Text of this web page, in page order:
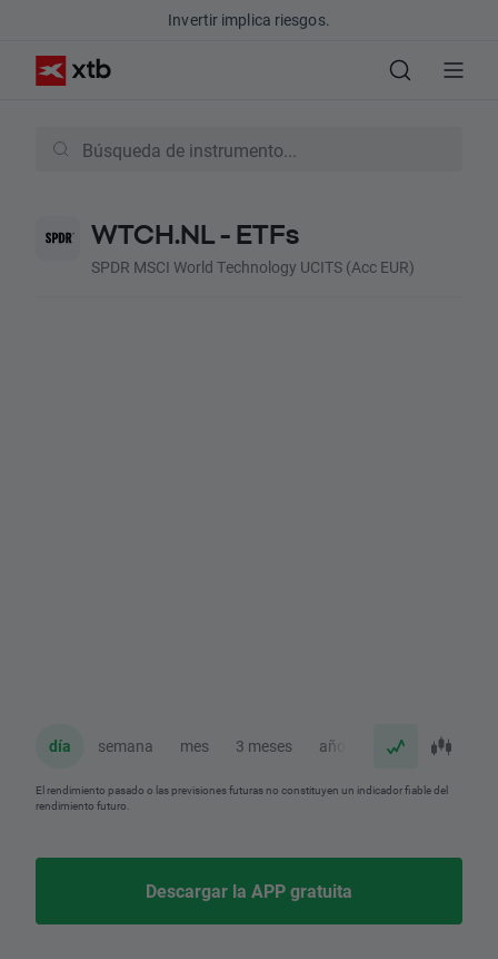
Invertir implica riesgos.
WTCH.NL - ETFs
SPDR MSCI World Technology UCITS (Acc EUR)
día semana mes 3 meses año
El rendimiento pasado o las previsiones futuras no constituyen un indicador fiable del
rendimiento futuro.
Descargar la APP gratuita